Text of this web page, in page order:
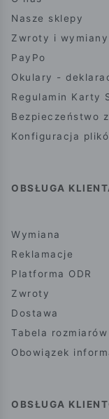
Nasze sklepy
Zwroty i
PayPo
Okulary -
Regulamin Karty
Bezpieczeństwo
Konfiguracja
OBSŁUGA
Wymiana
Reklamacje
Platforma ODR
Zwroty
Dostawa
Tabela rozmiarów
Obowiązek
OBSŁUGA